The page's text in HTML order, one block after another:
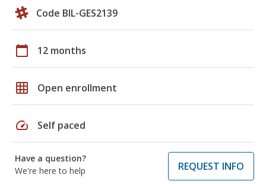
Code BIL-GES2139
calendar_today 12 months
grid_on Open enrollment
speed Self paced
Have a question?
We're here to help
REQUEST INFO